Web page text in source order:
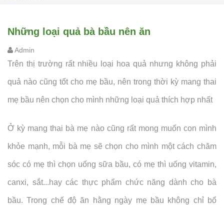
Những loại quả bà bầu nên ăn
Admin
Trên thị trường rất nhiều loại hoa quả nhưng không phải
quả nào cũng tốt cho mẹ bầu, nên trong thời kỳ mang thai
mẹ bầu nên chọn cho mình những loại quả thích hợp nhất
Ở kỳ mang thai bà mẹ nào cũng rất mong muốn con mình
khỏe mạnh, mỗi bà mẹ sẽ chọn cho mình một cách chăm
sóc có mẹ thì chọn uống sữa bầu, có mẹ thì uống vitamin,
canxi, sắt...hay các thực phẩm chức năng dành cho bà
bầu. Trong chế độ ăn hằng ngày mẹ bầu không chỉ bổ